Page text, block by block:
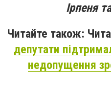
Ірпеня
Читайте також:
депутати
недопущення